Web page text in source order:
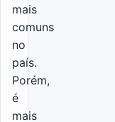
mais
comuns
no
país.
Porém,
é
mais